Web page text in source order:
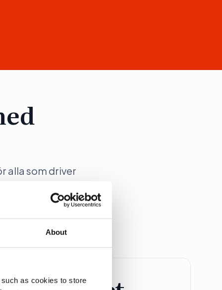
About
as cookies to store
alla som driver